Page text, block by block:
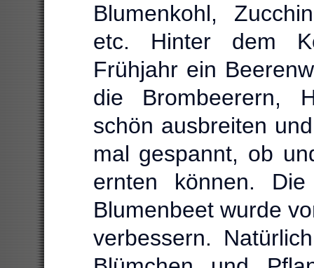
Blumenkohl,
etc. Hinter dem
Frühjahr ein
die Brombeerern,
schön ausbreiten
mal gespannt, ob
ernten können.
Blumenbeet wurde
verbessern.